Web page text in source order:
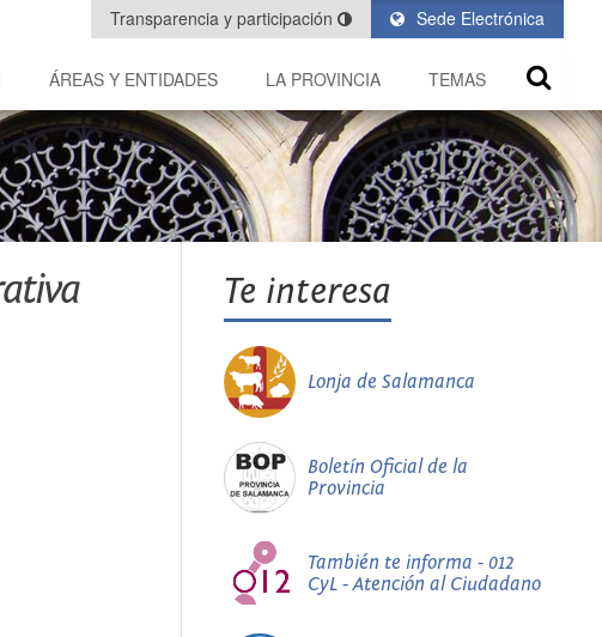
Sede Electrónica
Transparencia y participación
ÁREAS Y ENTIDADES LA PROVINCIA TEMAS
Te interesa
Lonja de Salamanca
Boletín Oficial de la
Provincia
También te informa - 012
CyL - Atención al Ciudadano